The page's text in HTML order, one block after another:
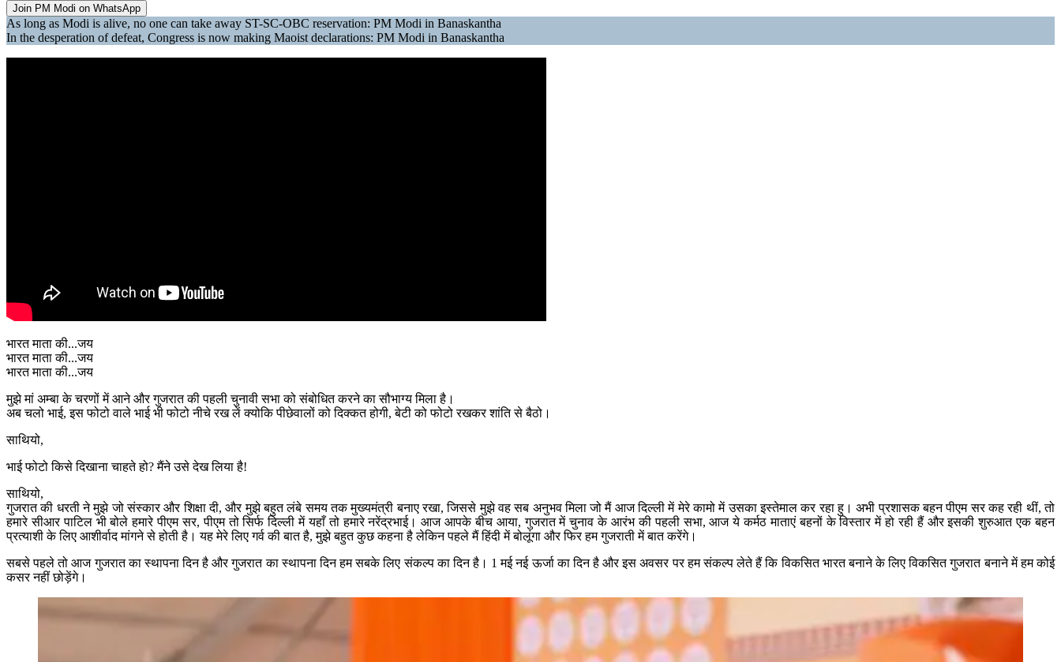
Join PM Modi on WhatsApp
As long as Modi is alive, no one can take away ST-SC-OBC reservation: PM Modi in Banaskantha
In the desperation of defeat, Congress is now making Maoist declarations: PM Modi in Banaskantha
भारत माता की...जय
भारत माता की...जय
भारत माता की...जय
मुझे मां अम्बा के चरणों में आने और गुजरात की पहली चुनावी सभा को संबोधित करने का सौभाग्य मिला है।
अब चलो भाई, इस फोटो वाले भाई भी फोटो नीचे रख लें क्योकि पीछेवालों को दिक्कत होगी, बेटी को फोटो रखकर शांति से बैठो।
साथियो,
भाई फोटो किसे दिखाना चाहते हो? मैंने उसे देख लिया है!
साथियो,
गुजरात की धरती ने मुझे जो संस्कार और शिक्षा दी, और मुझे बहुत लंबे समय तक मुख्यमंत्री बनाए रखा, जिससे मुझे वह सब अनुभव मिला जो मैं आज दिल्ली में मेरे कामो में उसका इस्तेमाल कर रहा हु। अभी प्रशासक बहन पीएम सर कह रही थीं, तो
हमारे सीआर पाटिल भी बोले हमारे पीएम सर, पीएम तो सिर्फ दिल्ली में यहाँ तो हमारे नरेंद्रभाई। आज आपके बीच आया, गुजरात में चुनाव के आरंभ की पहली सभा, आज ये कर्मठ माताएं बहनों के विस्तार में हो रही हैं और इसकी शुरुआत एक बहन
प्रत्याशी के लिए आशीर्वाद मांगने से होती है। यह मेरे लिए गर्व की बात है, मुझे बहुत कुछ कहना है लेकिन पहले मैं हिंदी में बोलूंगा और फिर हम गुजराती में बात करेंगे।
सबसे पहले तो आज गुजरात का स्थापना दिन है और गुजरात का स्थापना दिन हम सबके लिए संकल्प का दिन है। 1 मई नई ऊर्जा का दिन है और इस अवसर पर हम संकल्प लेते हैं कि विकसित भारत बनाने के लिए विकसित गुजरात बनाने में हम कोई
कसर नहीं छोड़ेंगे।